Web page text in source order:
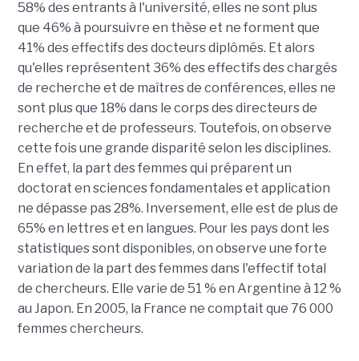
58% des entrants à l'université, elles ne sont plus
que 46% à poursuivre en thèse et ne forment que
41% des effectifs des docteurs diplômés. Et alors
qu'elles représentent 36% des effectifs des chargés
de recherche et de maîtres de conférences, elles ne
sont plus que 18% dans le corps des directeurs de
recherche et de professeurs. Toutefois, on observe
cette fois une grande disparité selon les disciplines.
En effet, la part des femmes qui préparent un
doctorat en sciences fondamentales et application
ne dépasse pas 28%. Inversement, elle est de plus de
65% en lettres et en langues. Pour les pays dont les
statistiques sont disponibles, on observe une forte
variation de la part des femmes dans l'effectif total
de chercheurs. Elle varie de 51 % en Argentine à 12 %
au Japon. En 2005, la France ne comptait que 76 000
femmes chercheurs.